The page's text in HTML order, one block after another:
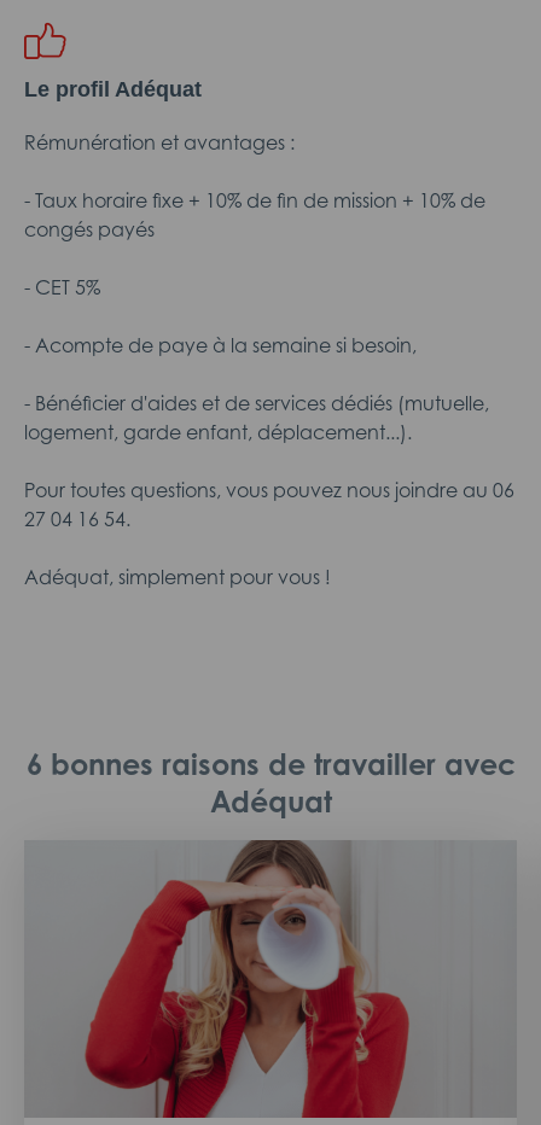
Le profil Adéquat
Rémunération et avantages :
- Taux horaire fixe + 10% de fin de mission + 10% de
congés payés
- CET 5%
- Acompte de paye à la semaine si besoin,
- Bénéficier d'aides et de services dédiés (mutuelle,
logement, garde enfant, déplacement...).
Pour toutes questions, vous pouvez nous joindre au 06
27 04 16 54.
Adéquat, simplement pour vous !
6 bonnes raisons de travailler avec
Adéquat